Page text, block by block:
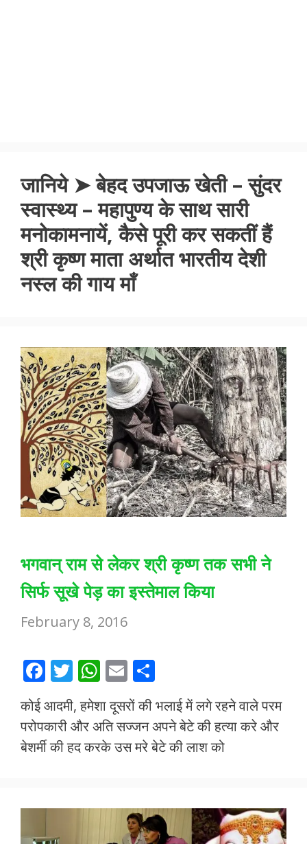
जानिये ➤ बेहद उपजाऊ खेती – सुंदर
स्वास्थ्य – महापुण्य के साथ सारी
मनोकामनायें, कैसे पूरी कर सकतीं हैं
श्री कृष्ण माता अर्थात भारतीय देशी
नस्ल की गाय माँ
भगवान् राम से लेकर श्री कृष्ण तक सभी ने
सिर्फ सूखे पेड़ का इस्तेमाल किया
February 8, 2016
F
ac
e
b
o
k
T
w
itt
er
W
at
s
A
p
E
m
ai
l
ar
e
कोई आदमी, हमेशा दूसरों की भलाई में लगे रहने वाले परम
परोपकारी और अति सज्जन अपने बेटे की हत्या करे और
बेशर्मी की हद करके उस मरे बेटे की लाश को